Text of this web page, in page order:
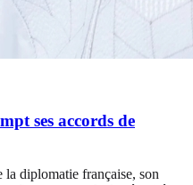
ses accords de
la diplomatie française, son